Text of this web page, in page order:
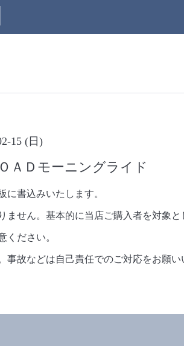
15 (日)
ＡＤモーニングライド
に書込みいたします。
ません。基本的に当店ご購入者を対象と
ください。
事故などは自己責任でのご対応をお願